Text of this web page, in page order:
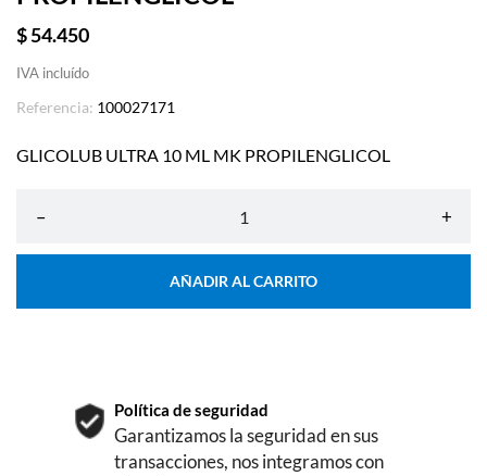
$ 54.450
IVA incluído
Referencia: 100027171
GLICOLUB ULTRA 10 ML MK PROPILENGLICOL
– +
AÑADIR AL CARRITO
Política de seguridad
Garantizamos la seguridad en sus
transacciones, nos integramos con